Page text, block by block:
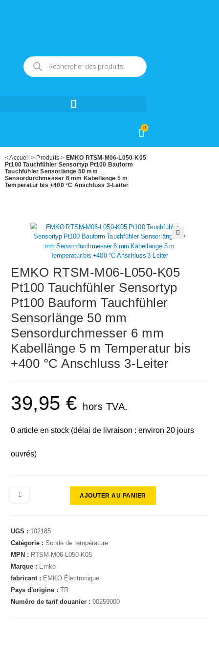
0
<Accueil > Produits > EMKO RTSM-M06-L050-K05
Pt100 Tauchfühler Sensortyp Pt100 Bauform
Tauchfühler Sensorlänge 50 mm
Sensordurchmesser 6 mm Kabellänge 5 m
Temperatur bis +400 °C Anschluss 3-Leiter
EMKO RTSM-M06-L050-K05
Pt100 Tauchfühler Sensortyp
Pt100 Bauform Tauchfühler
Sensorlänge 50 mm
Sensordurchmesser 6 mm
Kabellänge 5 m Temperatur bis
+400 °C Anschluss 3-Leiter
39,95€ hors TVA.
0 article en stock (délai de livraison : environ 20 jours
ouvrés)
AJOUTER AU PANIER
UGS : 102185
Catégorie :Sonde de température
MPN : RTSM-M06-L050-K05
Marque : Emko
fabricant : EMKO Électronique
Pays d'origine :TR
Numéro de tarif douanier :90259000